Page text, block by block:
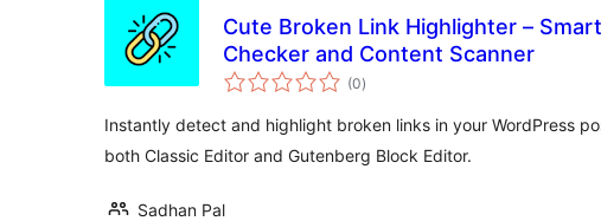
Cute Broken Link Highlighter –
Checker and Content Scanner
(0totale
bedømmelser
)
Instantly detect and highlight broken links in your WordPress
both Classic Editor and Gutenberg Block Editor.
Sadhan Pal